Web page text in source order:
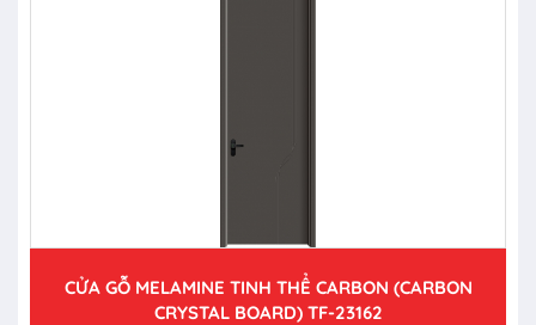
CỬA GỖ MELAMINE TINH THỂ CARBON (CARBON
CRYSTAL BOARD) TF-23162